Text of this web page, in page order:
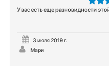
5из 5
У вас есть еще разновидности
3 июля 2019 г.
Мари